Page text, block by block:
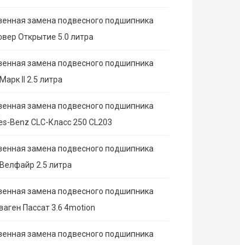
замена подвесного подшипника
Открытие 5.0 литра
замена подвесного подшипника
II 2.5 литра
замена подвесного подшипника
Benz CLC-Класс 250 CL203
замена подвесного подшипника
2.5 литра
замена подвесного подшипника
Пассат 3.6 4motion
замена подвесного подшипника